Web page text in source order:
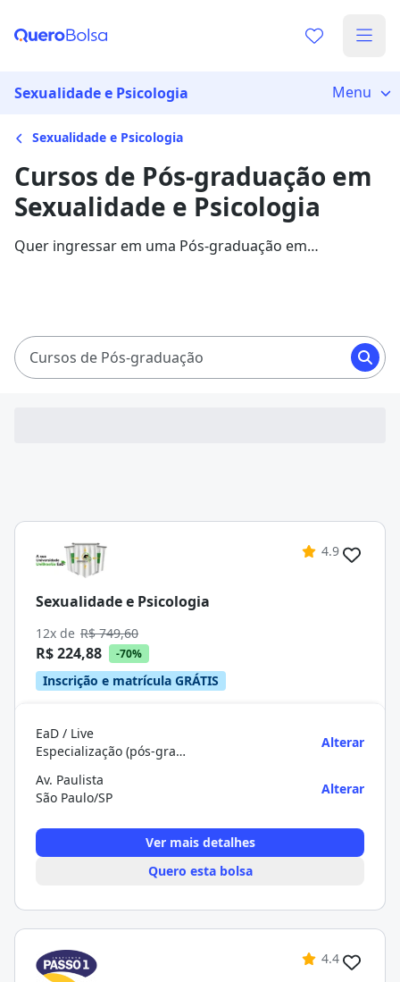
Sexualidade e Psicologia Menu
Sexualidade e Psicologia
Cursos de Pós-graduação em
Sexualidade e Psicologia
Quer ingressar em uma Pós-graduação em
Cursos de Pós-graduação
4.9
Sexualidade e Psicologia
12x de R$ 749,60
R$ 224,88 -70%
Inscrição e matrícula GRÁTIS
EaD / Live
Especialização (pós-graduação)
Alterar
Av. Paulista
São Paulo/SP
Alterar
Ver mais detalhes
Quero esta bolsa
4.4